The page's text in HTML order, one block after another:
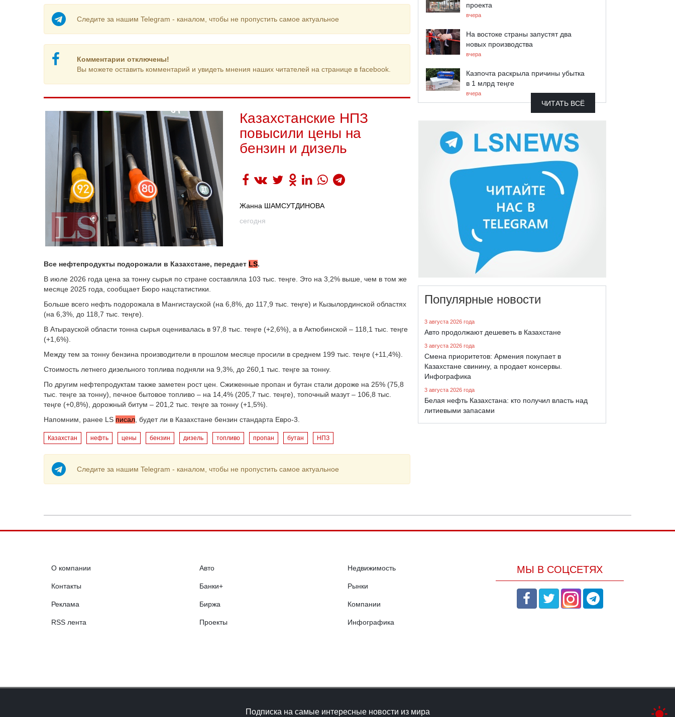
Следите за нашим Telegram - каналом, чтобы не пропустить самое актуальное
Комментарии отключены!
Вы можете оставить комментарий и увидеть мнения наших читателей на странице в facebook.
Казахстанские НПЗ
повысили цены на
бензин и дизель
Жанна ШАМСУТДИНОВА
сегодня
Все нефтепродукты подорожали в Казахстане, передает LS.
В июле 2026 года цена за тонну сырья по стране составляла 103 тыс. теңге. Это на 3,2% выше, чем в том же
месяце 2025 года, сообщает Бюро нацстатистики.
Больше всего нефть подорожала в Мангистауской (на 6,8%, до 117,9 тыс. теңге) и Кызылординской областях
(на 6,3%, до 118,7 тыс. теңге).
В Атырауской области тонна сырья оценивалась в 97,8 тыс. теңге (+2,6%), а в Актюбинской – 118,1 тыс. теңге
(+1,6%).
Между тем за тонну бензина производители в прошлом месяце просили в среднем 199 тыс. теңге (+11,4%).
Стоимость летнего дизельного топлива подняли на 9,3%, до 260,1 тыс. теңге за тонну.
По другим нефтепродуктам также заметен рост цен. Сжиженные пропан и бутан стали дороже на 25% (75,8
тыс. теңге за тонну), печное бытовое топливо – на 14,4% (205,7 тыс. теңге), топочный мазут – 106,8 тыс.
теңге (+0,8%), дорожный битум – 201,2 тыс. теңге за тонну (+1,5%).
Напомним, ранее LS писал , будет ли в Казахстане бензин стандарта Евро-3.
Казахстан нефть цены бензин дизель топливо пропан бутан НПЗ
Следите за нашим Telegram - каналом, чтобы не пропустить самое актуальное
проекта
вчера
На востоке страны запустят два
новых производства
вчера
Казпочта раскрыла причины убытка
в 1 млрд теңге
вчера
ЧИТАТЬ ВСЁ
Популярные новости
3 августа 2026 года
Авто продолжают дешеветь в Казахстане
3 августа 2026 года
Смена приоритетов: Армения покупает в
Казахстане свинину, а продает консервы.
Инфографика
3 августа 2026 года
Белая нефть Казахстана: кто получил власть над
литиевыми запасами
О компании
Контакты
Реклама
RSS лента
Авто
Банки+
Биржа
Проекты
Недвижимость
Рынки
Компании
Инфографика
МЫ В СОЦСЕТЯХ
Подписка на самые интересные новости из мира